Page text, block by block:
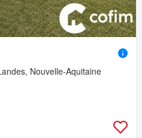
Nouvelle-Aquitaine